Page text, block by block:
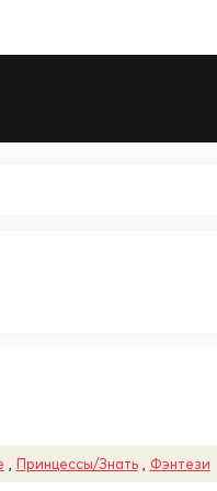
Принцессы/Знать, Фэнтези